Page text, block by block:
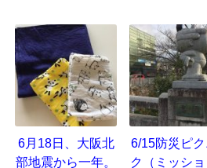
6月18日、大阪北
部地震から一年。
6/15防災ピク
ク（ミッシ